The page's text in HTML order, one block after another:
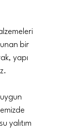
bir
yapı
yalıtım